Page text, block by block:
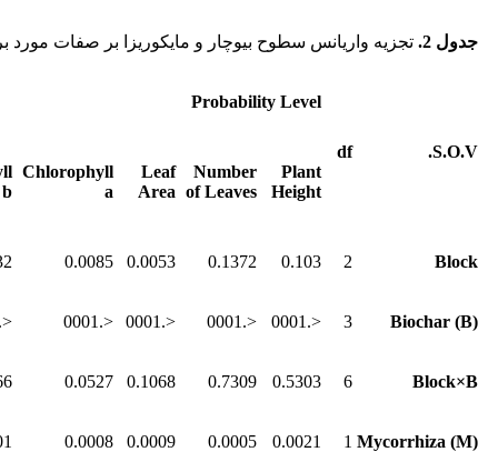
جدول 2 . تجزیه واریانس سطوح بیوچار و مایکوریزا بر صفات مورد
S.O.V.
df
Probability Level
Plant
Height
Number
of Leaves
Leaf
Area
Chlorophyll
a
b
Block
2
0.103
0.1372
0.0053
0.0085
Biochar (B)
3
<.0001
<.0001
<.0001
<.0001
Block×B
6
0.5303
0.7309
0.1068
0.0527
Mycorrhiza (M)
1
0.0021
0.0005
0.0009
0.0008